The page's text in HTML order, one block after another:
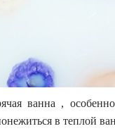
ванна ,
в теплой